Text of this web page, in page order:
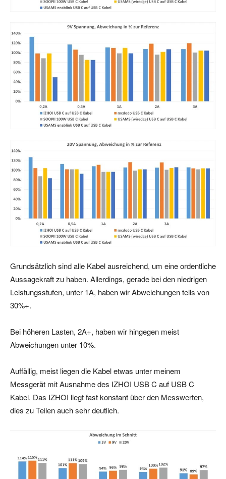
Grundsätzlich sind alle Kabel ausreichend, um eine ordentliche
Aussagekraft zu haben. Allerdings, gerade bei den niedrigen
Leistungsstufen, unter 1A, haben wir Abweichungen teils von
30%+.
Bei höheren Lasten, 2A+, haben wir hingegen meist
Abweichungen unter 10%.
Auffällig, meist liegen die Kabel etwas unter meinem
Messgerät mit Ausnahme des IZHOI USB C auf USB C
Kabel. Das IZHOI liegt fast konstant über den Messwerten,
dies zu Teilen auch sehr deutlich.